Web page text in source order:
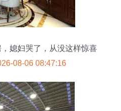
媳妇哭了，从没这样惊喜
只是家在变
08-06 08:47:16